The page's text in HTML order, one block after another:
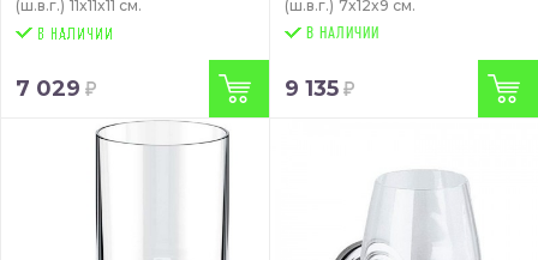
(ш.в.г.) 11x11x11 см.
7 029
(ш.в.г.) 7x12x9 см.
В НАЛИЧИИ
9 135